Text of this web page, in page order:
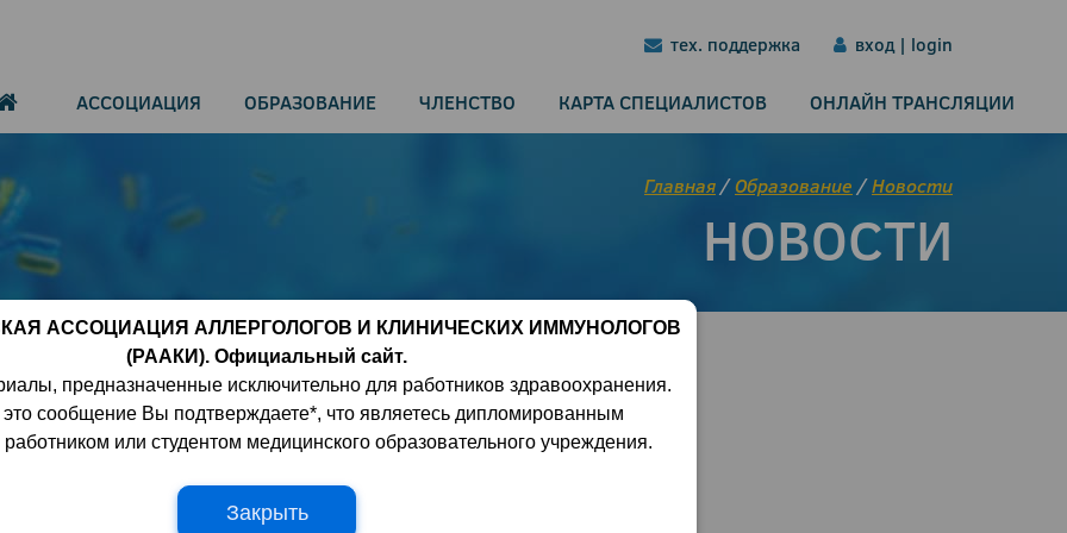
тех. поддержка вход | login
АССОЦИАЦИЯ ОБРАЗОВАНИЕ ЧЛЕНСТВО КАРТА СПЕЦИАЛИСТОВ ОНЛАЙН ТРАНСЛЯЦИИ
Главная/Образование /Новости
НОВОСТИ
препарат нового поколения,
головного мозга
АССОЦИАЦИЯ АЛЛЕРГОЛОГОВ И КЛИНИЧЕСКИХ ИММУНОЛОГОВ
(РААКИ). Официальный сайт.
предназначенные исключительно для работников здравоохранения.
сообщение Вы подтверждаете*, что являетесь дипломированным
или студентом медицинского образовательного учреждения.
Закрыть